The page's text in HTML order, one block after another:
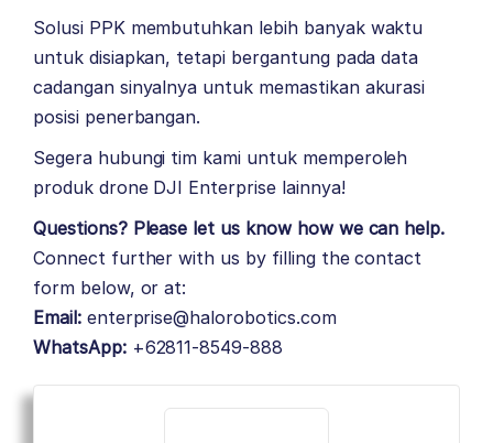
Solusi PPK membutuhkan lebih banyak waktu
untuk disiapkan, tetapi bergantung pada data
cadangan sinyalnya untuk memastikan akurasi
posisi penerbangan.
Segera hubungi tim kami untuk memperoleh
produk drone DJI Enterpriselainnya!
Questions? Please let us know how we can help.
Connect further with us by filling the contact
form below, or at:
Email: enterprise@halorobotics.com
WhatsApp:+62811-8549-888